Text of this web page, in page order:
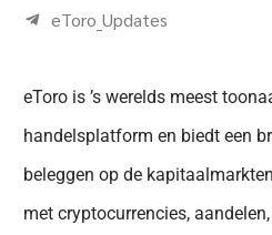
eToro_Updates
eToro is ’s werelds meest
handelsplatform en biedt een
beleggen op de
met cryptocurrencies,